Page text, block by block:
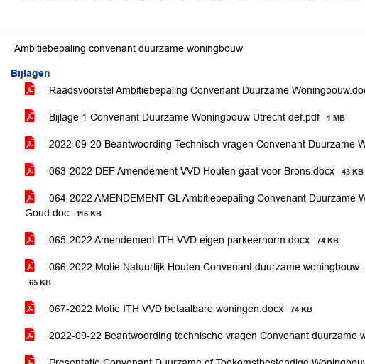
Ambitiebepaling convenant duurzame woningbouw
Bijlagen
Raadsvoorstel Ambitiebepaling Convenant Duurzame
Bijlage 1 Convenant Duurzame Woningbouw Utrecht def.pdf 1 MB
2022-09-20 Beantwoording Technisch vragen Convenant Duurzame
063-2022 DEF Amendement VVD Houten gaat voor Brons.docx 43 KB
064-2022 AMENDEMENT GL Ambitiebepaling Convenant Duurzame
Goud.doc
116 KB
065-2022 Amendement ITH VVD eigen parkeernorm.docx 74 KB
066-2022 Motie Natuurlijk Houten Convenant duurzame woningbouw
65 KB
067-2022 Motie ITH VVD betaalbare woningen.docx 74 KB
2022-09-22 Beantwoording technische vragen Convenant duurzame